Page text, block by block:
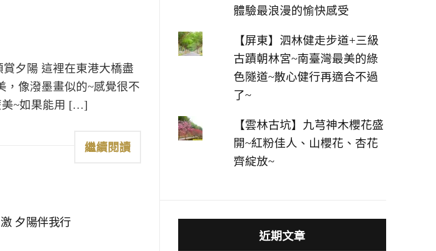
夕陽 這裡在東港大橋盡
，像潑墨畫似的~感覺很不
美~如果能用 […]
繼續閱讀
夕陽伴我行
體驗最浪漫的愉快感受
【屏東】泗林健走步道+三級
古蹟朝林宮~南臺灣最美的綠
色隧道~散心健行再適合不過
了~
【雲林古坑】九芎神木櫻花盛
開~紅粉佳人、山櫻花、杏花
齊綻放~
近期文章